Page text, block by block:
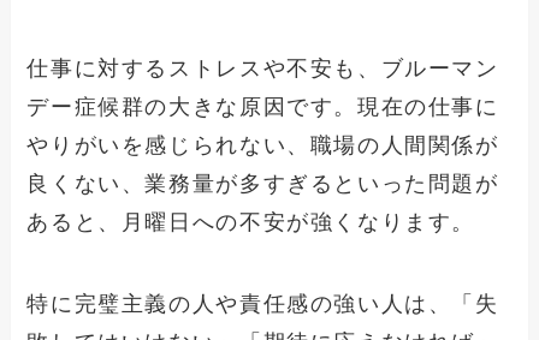
仕事に対するストレスや不安も、ブルーマン
デー症候群の大きな原因です。現在の仕事に
やりがいを感じられない、職場の人間関係が
良くない、業務量が多すぎるといった問題が
あると、月曜日への不安が強くなります。
特に完璧主義の人や責任感の強い人は、「失